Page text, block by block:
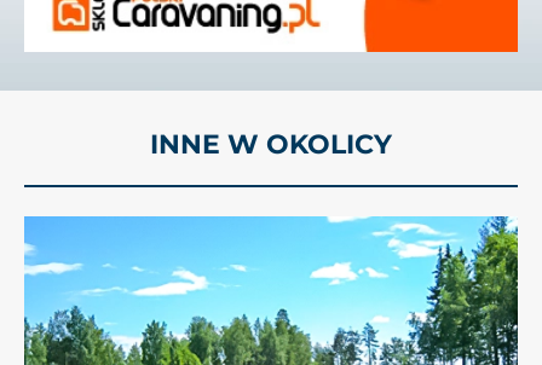
INNE W OKOLICY